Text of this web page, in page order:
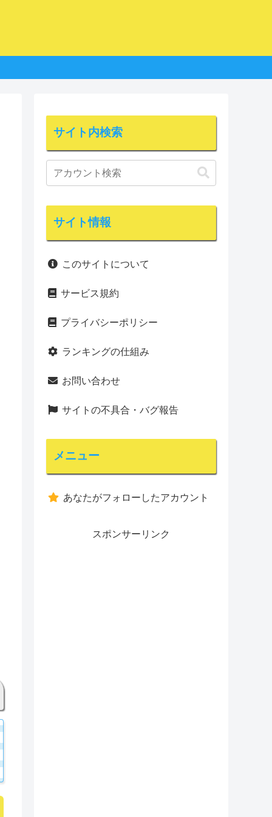
サイト内検索
サイト情報
このサイトについて
サービス規約
プライバシーポリシー
ランキングの仕組み
お問い合わせ
サイトの不具合・バグ報告
メニュー
あなたがフォローしたアカウント
スポンサーリンク